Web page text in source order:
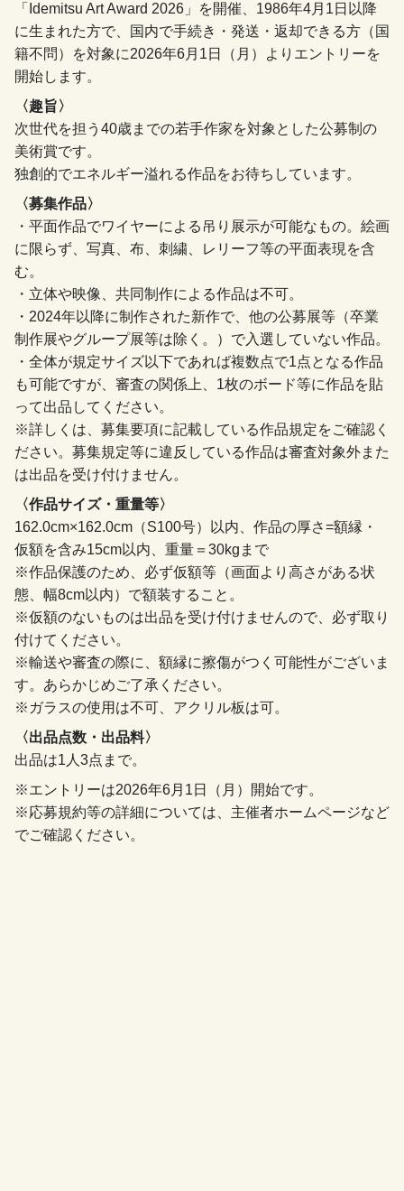
「Idemitsu Art Award 2026」を開催、1986年4月1日以降
に生まれた方で、国内で手続き・発送・返却できる方（国
籍不問）を対象に2026年6月1日（月）よりエントリーを
開始します。
〈趣旨〉
次世代を担う40歳までの若手作家を対象とした公募制の
美術賞です。
独創的でエネルギー溢れる作品をお待ちしています。
〈募集作品〉
・平面作品でワイヤーによる吊り展示が可能なもの。絵画
に限らず、写真、布、刺繍、レリーフ等の平面表現を含
む。
・立体や映像、共同制作による作品は不可。
・2024年以降に制作された新作で、他の公募展等（卒業
制作展やグループ展等は除く。）で入選していない作品。
・全体が規定サイズ以下であれば複数点で1点となる作品
も可能ですが、審査の関係上、1枚のボード等に作品を貼
って出品してください。
※詳しくは、募集要項に記載している作品規定をご確認く
ださい。募集規定等に違反している作品は審査対象外また
は出品を受け付けません。
〈作品サイズ・重量等〉
162.0cm×162.0cm（S100号）以内、作品の厚さ=額縁・
仮額を含み15cm以内、重量＝30kgまで
※作品保護のため、必ず仮額等（画面より高さがある状
態、幅8cm以内）で額装すること。
※仮額のないものは出品を受け付けませんので、必ず取り
付けてください。
※輸送や審査の際に、額縁に擦傷がつく可能性がございま
す。あらかじめご了承ください。
※ガラスの使用は不可、アクリル板は可。
〈出品点数・出品料〉
出品は1人3点まで。
※エントリーは2026年6月1日（月）開始です。
※応募規約等の詳細については、主催者ホームページなど
でご確認ください。